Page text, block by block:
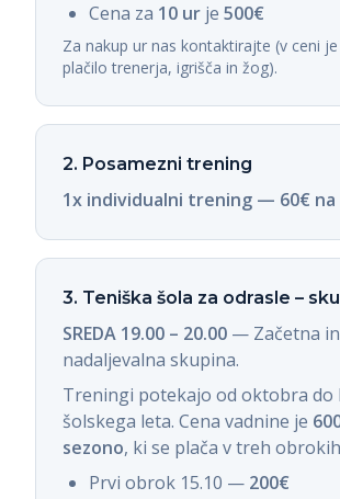
Cena za 10 ur je 500€
Za nakup ur nas kontaktirajte (v ceni
plačilo trenerja, igrišča in žog).
2. Posamezni trening
1x individualni trening — 60€ na
3. Teniška šola za odrasle –
SREDA 19.00 – 20.00 — Začetna in
nadaljevalna skupina.
Treningi potekajo od oktobra do
šolskega leta. Cena vadnine je
sezono, ki se plača v treh
Prvi obrok 15.10 — 200€